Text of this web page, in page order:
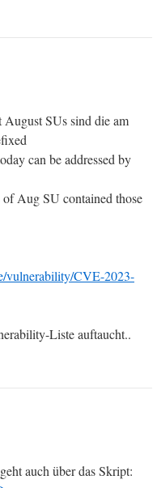
SUs sind die am
can be addressed by
Aug SU contained those
vulnerability/CVE-2023-
Liste auftaucht..
auch über das Skript: